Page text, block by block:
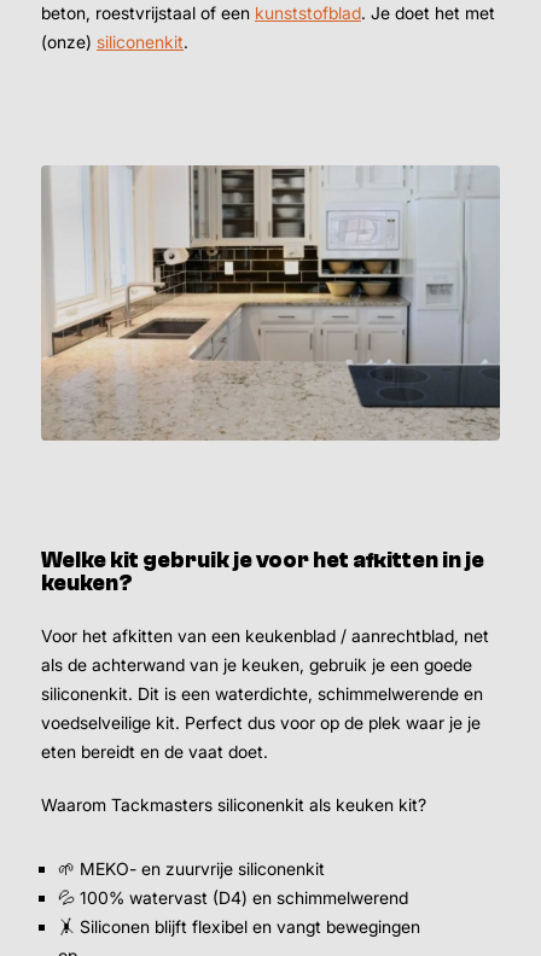
beton, roestvrijstaal of een kunststofblad. Je doet het met
(onze) siliconenkit.
Welke kit gebruik je voor het afkitten in je
keuken?
Voor het afkitten van een keukenblad / aanrechtblad, net
als de achterwand van je keuken, gebruik je een goede
siliconenkit. Dit is een waterdichte, schimmelwerende en
voedselveilige kit. Perfect dus voor op de plek waar je je
eten bereidt en de vaat doet.
Waarom Tackmasters siliconenkit als keuken kit?
🌱 MEKO- en zuurvrije siliconenkit
💦 100% watervast (D4) en schimmelwerend
🤸 Siliconen blijft flexibel en vangt bewegingen